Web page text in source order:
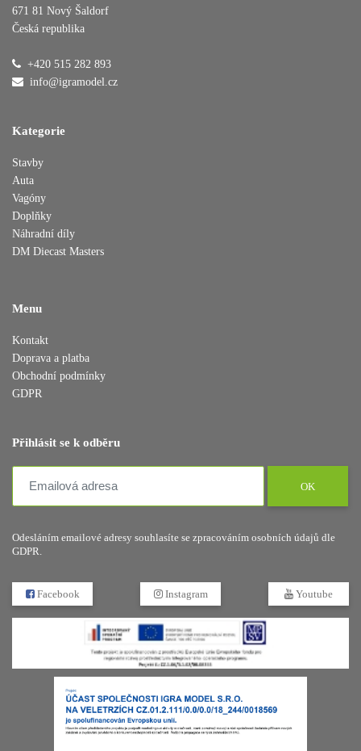
671 81 Nový Šaldorf
Česká republika
+420 515 282 893
info@igramodel.cz
Kategorie
Stavby
Auta
Vagóny
Doplňky
Náhradní díly
DM Diecast Masters
Menu
Kontakt
Doprava a platba
Obchodní podmínky
GDPR
Přihlásit se k odběru
OK
Odesláním emailové adresy souhlasíte se zpracováním osobních údajů dle
GDPR.
Facebook Instagram Youtube
Pokračovat v nákupu